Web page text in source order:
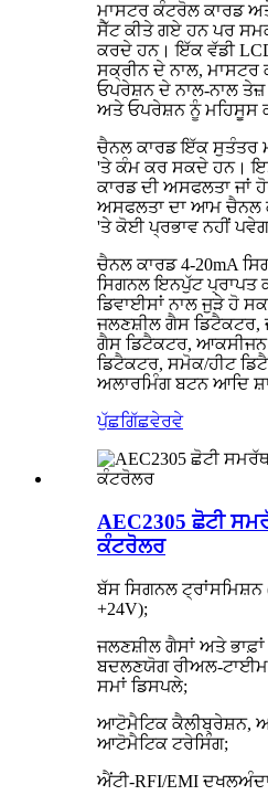
ਮਾਸਟਰ ਕੰਟਰੋਲ ਕਾਰਡ
ਸੈੱਟ ਕੀਤੇ ਗਏ ਹਨ ਪਰ
ਕਰਦੇ ਹਨ। ਇੱਕ ਵੱਡੀ
ਸਕ੍ਰੀਨ ਦੇ ਨਾਲ, ਮਾਸਟਰ
ਓਪਰੇਸ਼ਨ ਦੇ ਨਾਲ-ਨਾਲ
ਅਤੇ ਓਪਰੇਸ਼ਨ ਨੂੰ ਮਹਿਸੂਸ
ਚੈਨਲ ਕਾਰਡ ਇੱਕ ਸੁਤੰਤਰ
'ਤੇ ਕੰਮ ਕਰ ਸਕਦੇ ਹਨ।
ਕਾਰਡ ਦੀ ਅਸਫਲਤਾ ਜਾਂ
ਅਸਫਲਤਾ ਦਾ ਆਮ ਚੈਨਲ
'ਤੇ ਕੋਈ ਪ੍ਰਭਾਵ ਨਹੀਂ
ਚੈਨਲ ਕਾਰਡ 4-20mA
ਸਿਗਨਲ ਇਨਪੁੱਟ ਪ੍ਰਾਪਤ
ਡਿਵਾਈਸਾਂ ਨਾਲ ਜੁੜੇ ਹੋ
ਜਲਣਸ਼ੀਲ ਗੈਸ ਡਿਟੈਕਟਰ,
ਗੈਸ ਡਿਟੈਕਟਰ,
ਡਿਟੈਕਟਰ, ਸਮੋਕ/ਹੀਟ
ਅਲਾਰਮਿੰਗ ਬਟਨ ਆਦਿ
ਪੁੱਛਗਿੱਛਵੇਰਵੇ
AEC2305 ਛੋਟੀ
ਕੰਟਰੋਲਰ
ਬੱਸ ਸਿਗਨਲ ਟ੍ਰਾਂਸਮਿਸ਼ਨ
+24V);
ਜਲਣਸ਼ੀਲ ਗੈਸਾਂ ਅਤੇ ਭਾਫ਼ਾਂ
ਬਦਲਣਯੋਗ ਰੀਅਲ-ਟਾਈਮ
ਸਮਾਂ ਡਿਸਪਲੇ;
ਆਟੋਮੈਟਿਕ ਕੈਲੀਬ੍ਰੇਸ਼ਨ,
ਆਟੋਮੈਟਿਕ ਟਰੇਸਿੰਗ;
ਐਂਟੀ-RFI/EMI